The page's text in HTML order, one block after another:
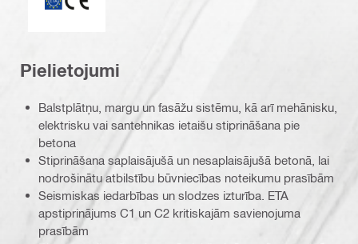
Pielietojumi
Balstplātņu, margu un fasāžu sistēmu, kā arī mehānisku,
elektrisku vai santehnikas ietaišu stiprināšana pie
betona
Stiprināšana saplaisājušā un nesaplaisājušā betonā, lai
nodrošinātu atbilstību būvniecības noteikumu prasībām
Seismiskas iedarbības un slodzes izturība. ETA
apstiprinājums C1 un C2 kritiskajām savienojuma
prasībām